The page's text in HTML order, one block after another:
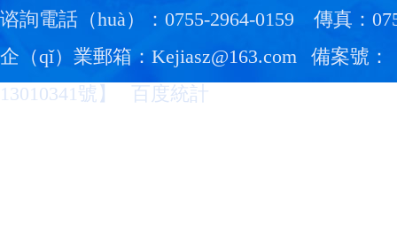
谘詢電話（huà）：0755-2964-0159
傳真：
企（qǐ）業郵箱：Kejiasz@163.com
備案號：
13010341號 】 百度統計